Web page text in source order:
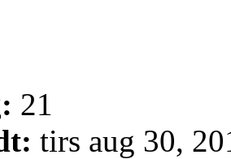
21
tirs aug 30,